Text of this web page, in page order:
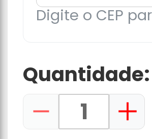
Digite o CEP
Quantidade: